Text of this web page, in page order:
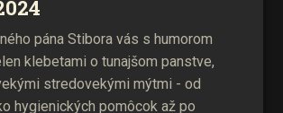
pána Stibora vás s humorom
klebetami o tunajšom panstve,
stredovekými mýtmi - od
hygienických pomôcok až po